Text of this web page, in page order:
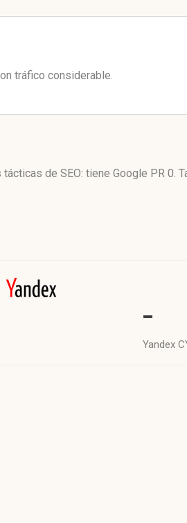
tráfico considerable.
de SEO: tiene Google PR 0.
-
Yandex